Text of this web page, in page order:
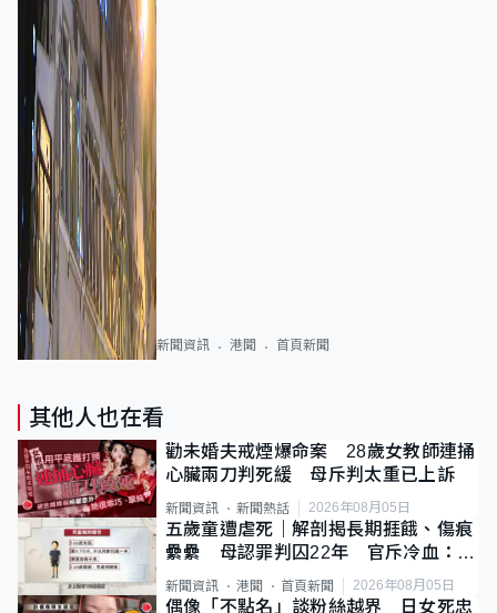
新聞資訊 港聞 首頁新聞
其他人也在看
勸未婚夫戒煙爆命案 28歲女教師連捅
心臟兩刀判死緩 母斥判太重已上訴
新聞資訊 新聞熱話 2026年08月05日
五歲童遭虐死｜解剖揭長期捱餓、傷痕
纍纍 母認罪判囚22年 官斥冷血：同
類案最惡劣
新聞資訊 港聞 首頁新聞 2026年08月05日
偶像「不點名」談粉絲越界 日女死忠